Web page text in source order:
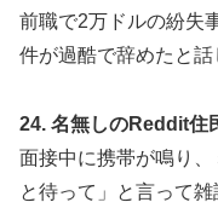
前職で2万ドルの紛失
件が過酷で辞めたと話
24. 名無しのReddit住
面接中に携帯が鳴り
と待って」と言って